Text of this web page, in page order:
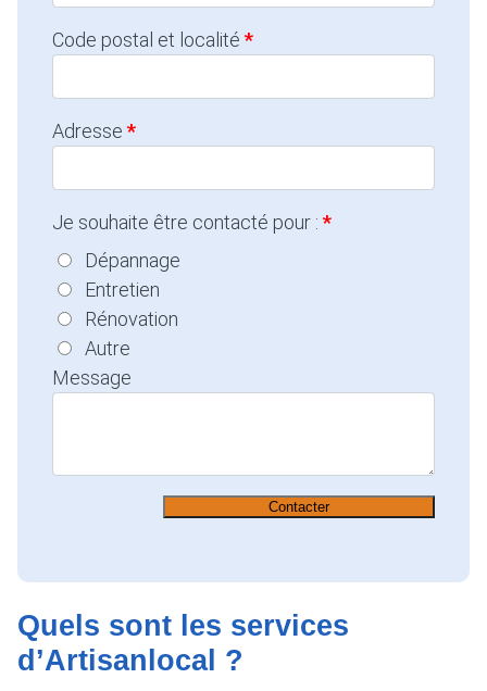
Code postal et localité
Adresse
Je souhaite être contacté pour :
Dépannage
Entretien
Rénovation
Autre
Message
Contacter
Quels sont les services
d’Artisanlocal ?